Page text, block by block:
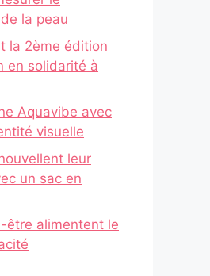
la peau
la 2ème édition
en solidarité à
Aquavibe avec
visuelle
leur
un sac en
être alimentent le